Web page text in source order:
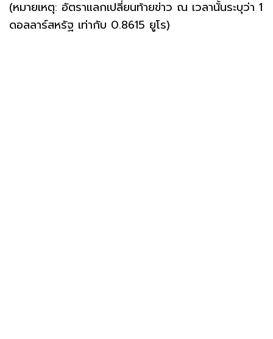
(หมายเหตุ: อัตราแลกเปลี่ยนท้ายข่าว ณ เวลานั้นระบุว่า 1
ดอลลาร์สหรัฐ เท่ากับ 0.8615 ยูโร)